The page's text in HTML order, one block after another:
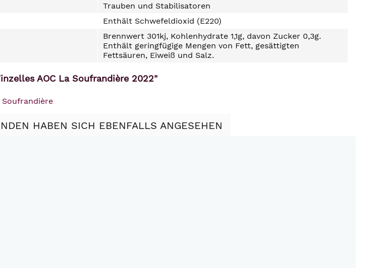
Trauben und Stabilisatoren
Enthält Schwefeldioxid (E220)
Brennwert 301kj, Kohlenhydrate 1,1g, davon Zucker 0,3g.
Enthält geringfügige Mengen von Fett, gesättigten
Fettsäuren, Eiweiß und Salz.
AOC La Soufrandière 2022"
HABEN SICH EBENFALLS ANGESEHEN